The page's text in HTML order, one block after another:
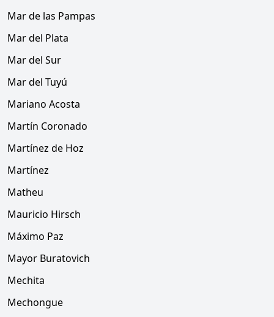
Mar de las Pampas
Mar del Plata
Mar del Sur
Mar del Tuyú
Mariano Acosta
Martín Coronado
Martínez de Hoz
Martínez
Matheu
Mauricio Hirsch
Máximo Paz
Mayor Buratovich
Mechita
Mechongue